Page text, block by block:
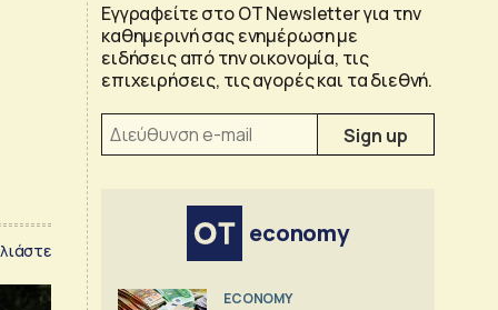
Εγγραφείτε στο OT Newsletter για την
καθημερινή σας ενημέρωση με
ειδήσεις από την οικονομία, τις
επιχειρήσεις, τις αγορές και τα διεθνή.
economy
ECONOMY